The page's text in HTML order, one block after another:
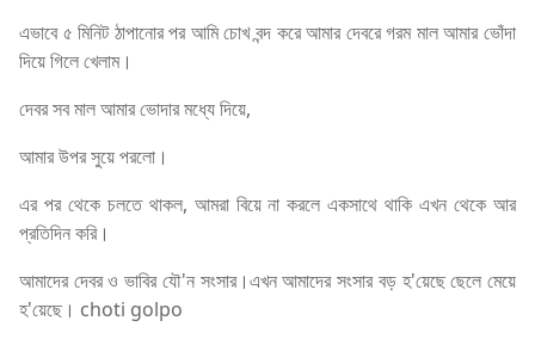
এভাবে ৫ মিনিট ঠাপানোর পর আমি চোখ বন্দ করে আমার দেবরে গরম মাল আমার ভোঁদা
দিয়ে গিলে খেলাম।
দেবর সব মাল আমার ভোদার মধ্যে দিয়ে,
আমার উপর সুয়ে পরলো।
এর পর থেকে চলতে থাকল, আমরা বিয়ে না করলে একসাথে থাকি এখন থেকে আর
প্রতিদিন করি।
আমাদের দেবর ও ভাবির যৌ'ন সংসার।এখন আমাদের সংসার বড় হ'য়েছে ছেলে মেয়ে
হ'য়েছে। choti golpo